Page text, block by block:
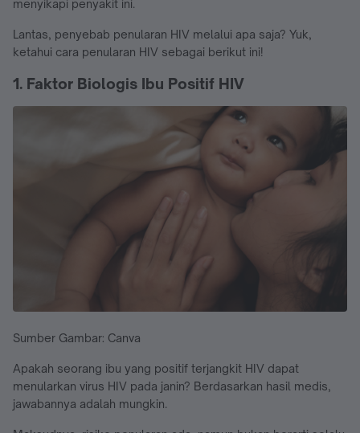
menyikapi penyakit ini.
Lantas, penyebab penularan HIV melalui apa saja? Yuk,
ketahui cara penularan HIV sebagai berikut ini!
1. Faktor Biologis Ibu Positif HIV
Sumber Gambar: Canva
Apakah seorang ibu yang positif terjangkit HIV dapat
menularkan virus HIV pada janin? Berdasarkan hasil medis,
jawabannya adalah mungkin.